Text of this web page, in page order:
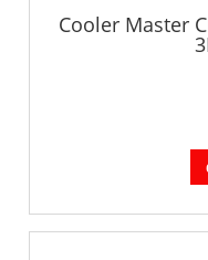
Cooler Master